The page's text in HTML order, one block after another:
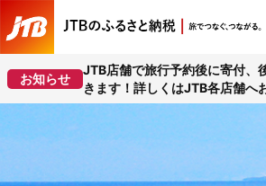
お知らせ
JTB店舗で旅行予約後に寄付、
きます！詳しくはJTB各店舗へ